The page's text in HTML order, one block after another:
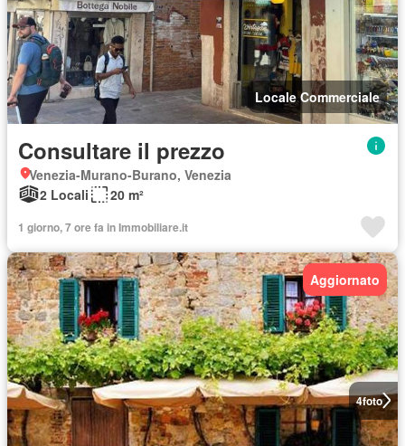
Locale Commerciale
Consultare il prezzo
Venezia-Murano-Burano, Venezia
2 Locali
20 m²
1 giorno, 7 ore fa in Immobiliare.it
4foto
Aggiornato